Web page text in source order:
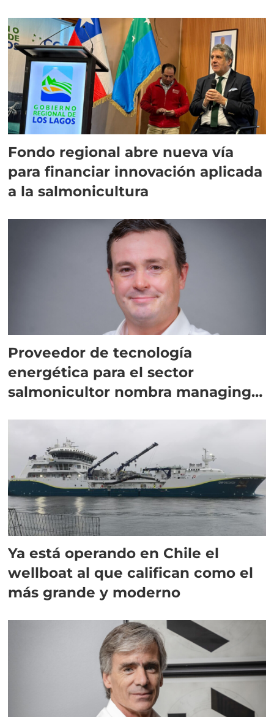
Fondo regional abre nueva vía
para financiar innovación aplicada
a la salmonicultura
Proveedor de tecnología
energética para el sector
salmonicultor nombra managing
Ya está operando en Chile el
wellboat al que califican como el
más grande y moderno